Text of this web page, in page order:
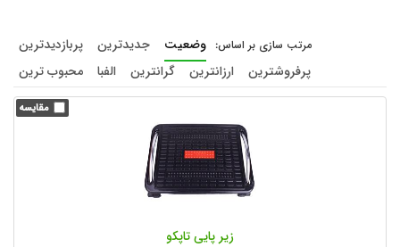
وضعیت جدیدترین
پربازدیدترین
پرفروشترین
ارزانترین گرانترین الفبا محبوب ترین
زیر پایی تاپکو